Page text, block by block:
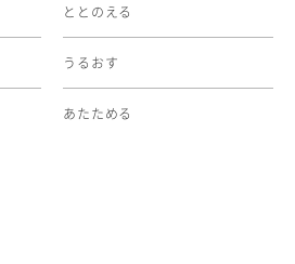
ととのえる
うるおす
あたためる